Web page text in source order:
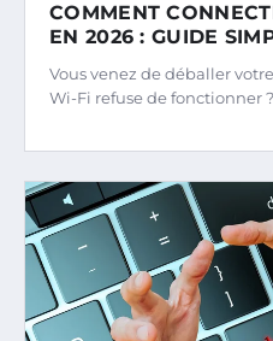
COMMENT
EN 2026 : GUIDE
Vous venez de déballer
Wi-Fi refuse de fonctionner ?